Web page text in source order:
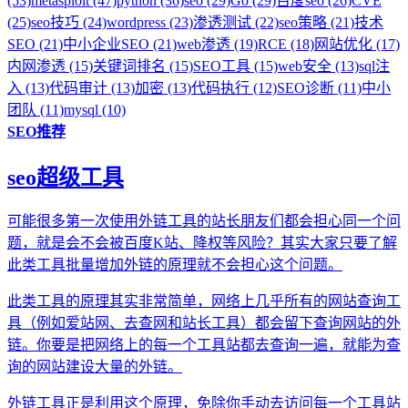
(25)seo技巧 (24)wordpress (23)渗透测试 (22)seo策略 (21)技术
SEO (21)中小企业SEO (21)web渗透 (19)RCE (18)网站优化 (17)
内网渗透 (15)关键词排名 (15)SEO工具 (15)web安全 (13)sql注
入 (13)代码审计 (13)加密 (13)代码执行 (12)SEO诊断 (11)中小
团队 (11)mysql (10)
SEO推荐
seo超级工具
可能很多第一次使用外链工具的站长朋友们都会担心同一个问
题，就是会不会被百度K站、降权等风险？其实大家只要了解
此类工具批量增加外链的原理就不会担心这个问题。
此类工具的原理其实非常简单，网络上几乎所有的网站查询工
具（例如爱站网、去查网和站长工具）都会留下查询网站的外
链。你要是把网络上的每一个工具站都去查询一遍，就能为查
询的网站建设大量的外链。
外链工具正是利用这个原理，免除你手动去访问每一个工具站